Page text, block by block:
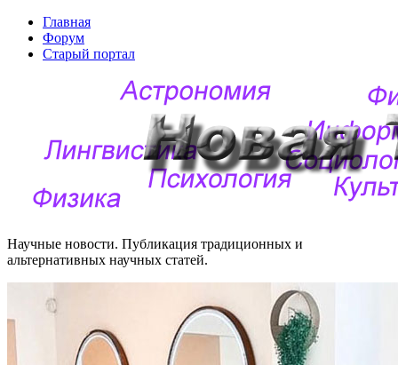
Главная
Форум
Старый портал
Научные новости. Публикация традиционных и
альтернативных научных статей.